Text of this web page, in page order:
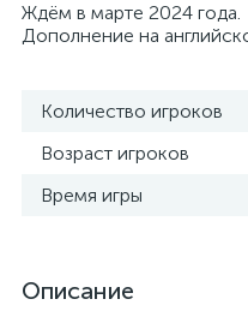
Ждём в марте 2024 года.
Дополнение на
Количество игроков
Возраст игроков
Время игры
Описание